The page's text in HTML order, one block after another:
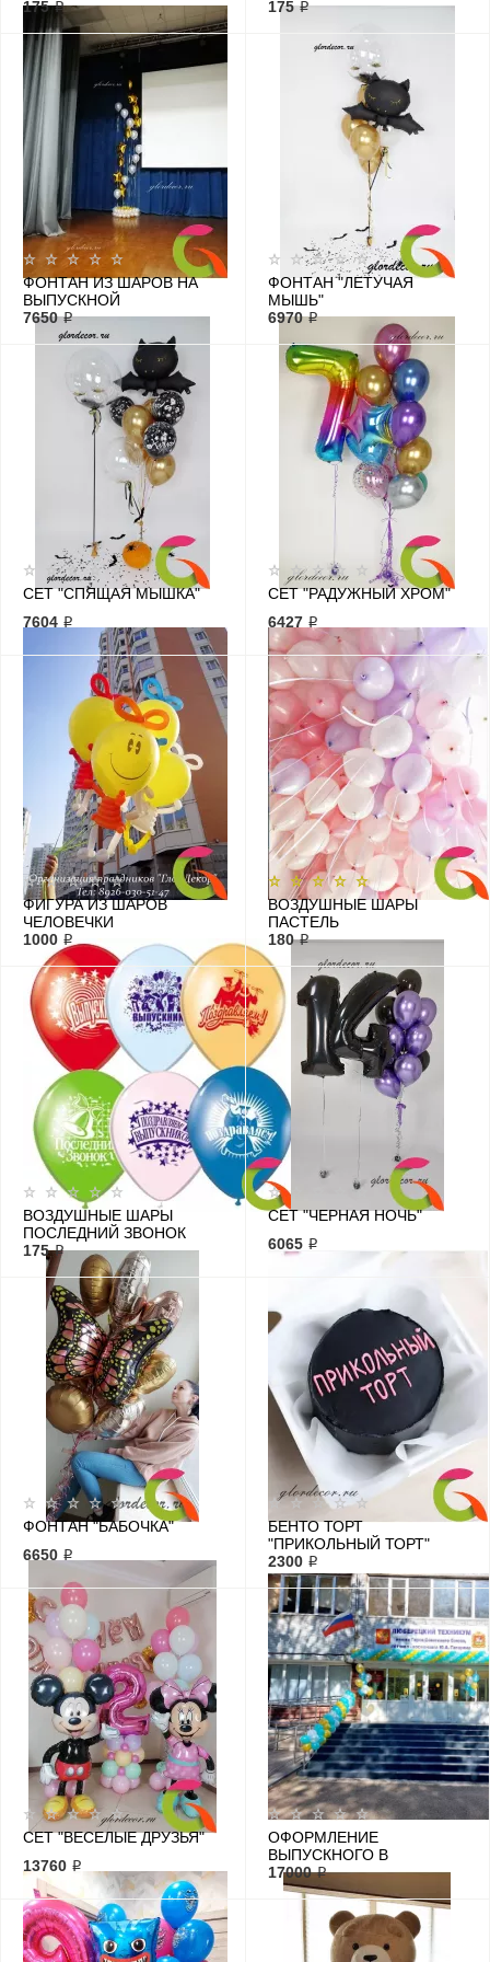
175 ₽ 175 ₽
ФОНТАН ИЗ ШАРОВ НА
ВЫПУСКНОЙ
7650 ₽
ФОНТАН "ЛЕТУЧАЯ
МЫШЬ"
6970 ₽
СЕТ "СПЯЩАЯ МЫШКА"
7604 ₽
СЕТ "РАДУЖНЫЙ ХРОМ"
6427 ₽
ФИГУРА ИЗ ШАРОВ
ЧЕЛОВЕЧКИ
1000 ₽
ВОЗДУШНЫЕ ШАРЫ
ПАСТЕЛЬ
180 ₽
ВОЗДУШНЫЕ ШАРЫ
ПОСЛЕДНИЙ ЗВОНОК
175 ₽
СЕТ "ЧЕРНАЯ НОЧЬ"
6065 ₽
ФОНТАН "БАБОЧКА"
6650 ₽
БЕНТО ТОРТ
"ПРИКОЛЬНЫЙ ТОРТ"
2300 ₽
СЕТ "ВЕСЕЛЫЕ ДРУЗЬЯ"
13760 ₽
ОФОРМЛЕНИЕ
ВЫПУСКНОГО В
ТЕХНИКУМЕ
17000 ₽